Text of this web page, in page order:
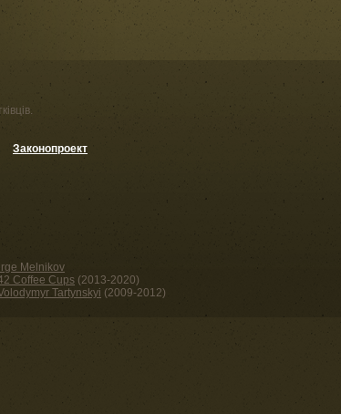
Законопроект
Melnikov
Coffee Cups (2013-2020)
Tartynskyi (2009-2012)